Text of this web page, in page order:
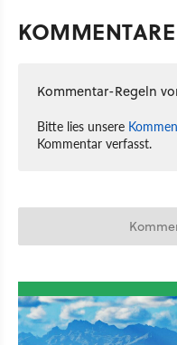
KOMMENTARE
Kommentar-Regeln
Bitte lies unsere
Kommentar verfasst.